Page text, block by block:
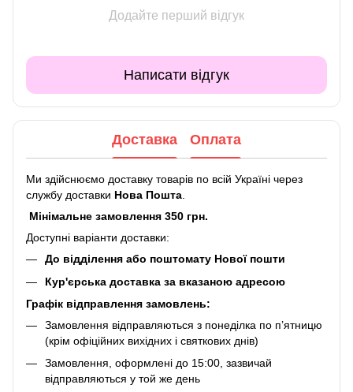
Додайте перший відгук
Написати відгук
Доставка Оплата
Ми здійснюємо доставку товарів по всій Україні через
службу доставки Нова Пошта
Мінімальне замовлення 350 грн.
Доступні варіанти доставки:
До відділення або поштомату Нової пошти
Кур'єрська доставка за вказаною адресою
Графік відправлення замовлень:
Замовлення відправляються з понеділка по п’ятницю
(крім офіційних вихідних і святкових днів)
Замовлення, оформлені до 15:00, зазвичай
відправляються у той же день